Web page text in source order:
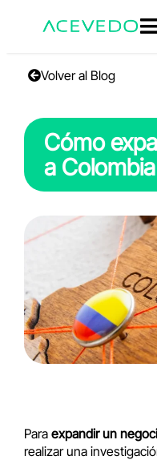
Volver al Blog
Cómo
a Colombia
Para expandir un
realizar una